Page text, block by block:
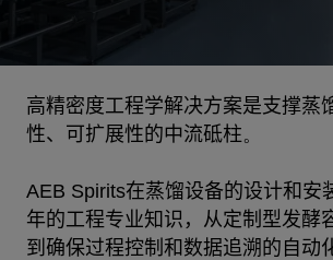
AEB ACADEMY
ZH
高精密度工程学解决方案是支撑蒸
性、可扩展性的中流砥柱。
AEB Spirits在蒸馏设备的设计和安
年的工程专业知识， 从定制型发酵
到确保过程控制和数据追溯的自动